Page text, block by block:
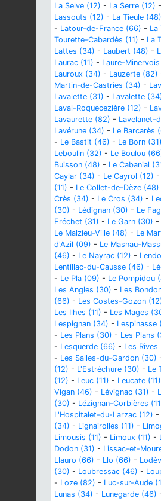
La Selve (12) - La Serre (12) -
Lassouts (12) - La Tieule (48)
- Latour-de-France (66) - La
Tourette-Cabardès (11) - La
Lattes (34) - Laubert (48) -
Laurac (11) - Laure-Minervois
Lauroux (34) - Lauzerte (82)
Martin-de-Castries (34) -
Lavalette (31) - Lavalette
Laval-Roquecezière (12) -
Lavaurette (82) - Lavelanet-
Lavérune (34) - Le Barcarès
- Le Bastit (46) - Le Born (31)
Leboulin (32) - Le Boulou
Buisson (48) - Le Cabanial
Caylar (34) - Le Cayrol (12) -
(11) - Le Collet-de-Dèze (48)
Crès (34) - Le Cros (34) -
(30) - Lédignan (30) - Le
Fréchet (31) - Le Garn (30) -
Le Malzieu-Ville (48) - Le
d'Azil (09) - Le Masnau-
(46) - Le Nayrac (12) -
Lentillac-du-Causse (46) -
- Le Pla (09) - Le Pompidou
Les Angles (30) - Les
(66) - Les Costes-Gozon
Les Ilhes (11) - Les Mages
Lespignan (34) - Lespinasse
- Les Plans (30) - Les Plans
- Lesquerde (66) - Les Rives
- Les Salles-du-Gardon (30)
(12) - L'Estréchure (30) - Le
(12) - Leuc (11) - Leucate (11)
Vigan (46) - Lévignac (31) -
(30) - Lézignan-Corbières
L'Hospitalet-du-Larzac (12) -
(34) - Lignairolles (11) -
Limousis (11) - Limoux (11) -
Dodon (31) - Lissac-et-
Llauro (66) - Llo (66) -
(30) - Loubressac (46) -
- Loze (82) - Luc-sur-Aude
Lunas (34) - Lunegarde (46)